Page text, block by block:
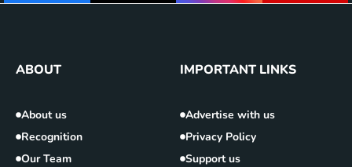
ABOUT
About us
Recognition
Our Team
IMPORTANT LINKS
Advertise with us
Privacy Policy
Support us